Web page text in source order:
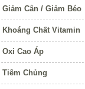
Giảm Cân / Giảm Béo
Khoáng Chất Vitamin
Oxi Cao Áp
Tiêm Chủng